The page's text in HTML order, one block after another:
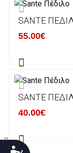
ΠΟΛΙΤΙΚΗ
προιόν.
Βασική
να μην έχει
SANTE
55.00€
SANTE
40.00€